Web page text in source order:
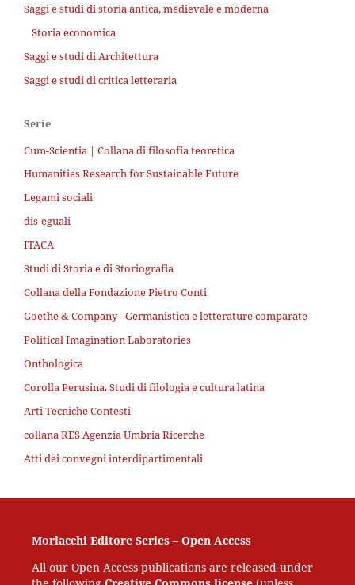
Saggi e studi di storia antica, medievale e moderna
Storia economica
Saggi e studi di Architettura
Saggi e studi di critica letteraria
Serie
Cum-Scientia | Collana di filosofia teoretica
Humanities Research for Sustainable Future
Legami sociali
dis-eguali
ITACA
Studi di Storia e di Storiografia
Collana della Fondazione Pietro Conti
Goethe & Company - Germanistica e letterature comparate
Political Imagination Laboratories
Onthologica
Corolla Perusina. Studi di filologia e cultura latina
Arti Tecniche Contesti
collana RES Agenzia Umbria Ricerche
Atti dei convegni interdipartimentali
Morlacchi Editore Series – Open Access
All our Open Access publications are released under